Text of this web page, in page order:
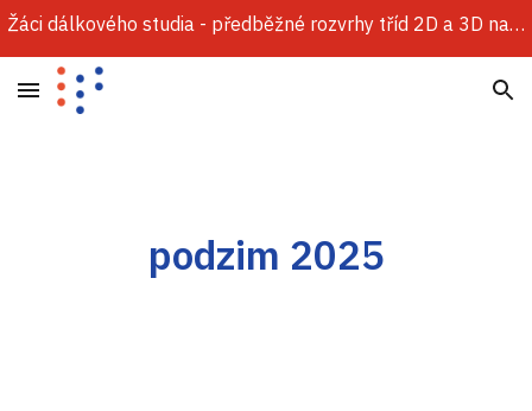
Žáci dálkového studia - předběžné rozvrhy tříd 2D a 3D najdete v sekci Dokumenty.
podzim 2025